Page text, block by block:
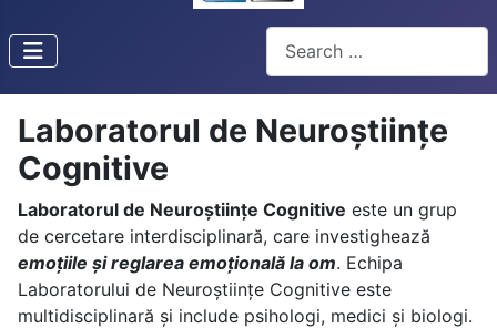
Search
Laboratorul de Neuroștiințe
Cognitive
Laboratorul de Neuroștiințe Cognitive este un grup
de cercetare interdisciplinară, care investighează
emoțiile și reglarea emoțională la om. Echipa
Laboratorului de Neuroștiințe Cognitive este
multidisciplinară și include psihologi, medici și biologi.